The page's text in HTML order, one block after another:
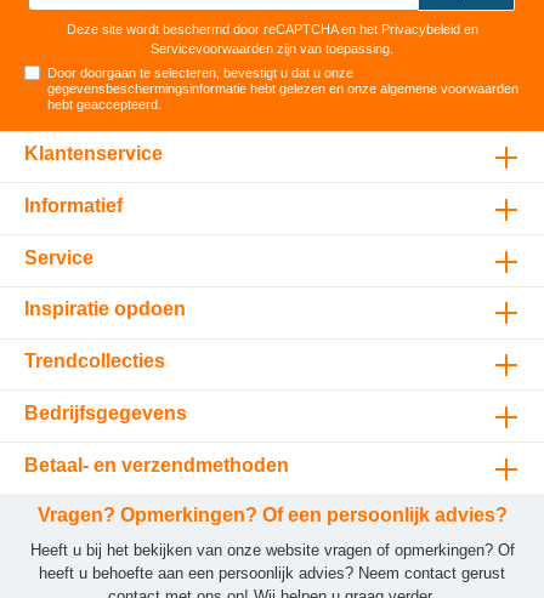
Deze site wordt beschermd door reCAPTCHA en het Privacybeleiden
Servicevoorwaarden zijn van toepassing.
Door doorgaan te selecteren, bevestigt u dat u onze
gegevensbeschermingsinformatie hebt gelezen en onzealgemene voorwaarden
hebt geaccepteerd
Klantenservice
Informatief
Service
Inspiratie opdoen
Trendcollecties
Bedrijfsgegevens
Betaal- en verzendmethoden
Vragen? Opmerkingen? Of een persoonlijk advies?
Heeft u bij het bekijken van onze website vragen of opmerkingen? Of
heeft u behoefte aan een persoonlijk advies? Neem contact gerust